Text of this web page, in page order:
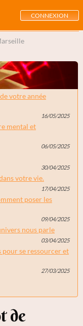
CONNEXION
votre année
16/05/2025
mental et
06/05/2025
30/04/2025
votre vie.
17/04/2025
poser les
09/04/2025
nous parle
03/04/2025
se ressourcer et
27/03/2025
de